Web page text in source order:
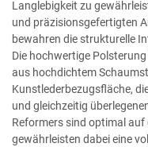
Langlebigkeit zu
und präzisionsgefertigten
bewahren die strukturelle
Die hochwertige
aus hochdichtem
Kunstlederbezugsfläche,
und gleichzeitig
Reformers sind optimal
gewährleisten dabei eine